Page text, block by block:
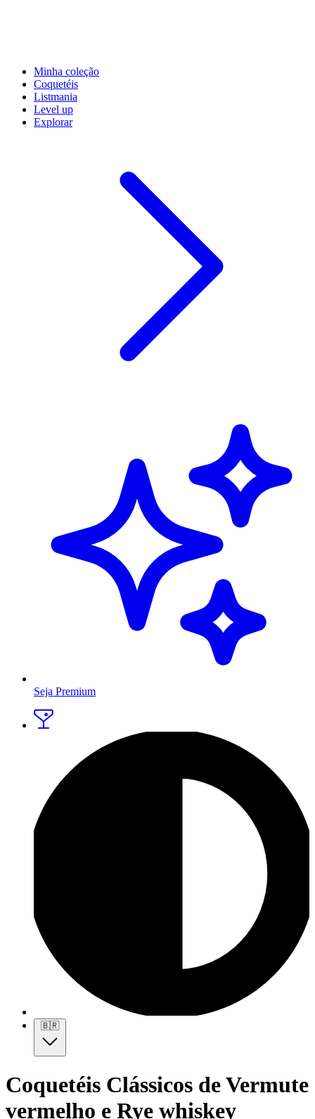
Minha coleção
Coquetéis
Listmania
Level up
Explorar
Seja Premium
🇧🇷
Coquetéis Clássicos de Vermute
vermelho e Rye whiskey